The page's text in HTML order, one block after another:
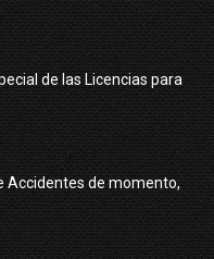
de las Licencias para
Accidentes de momento,